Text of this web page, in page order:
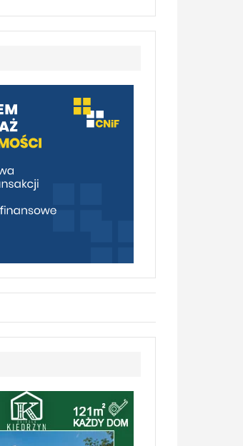
–
malownicza
[fotorelacja]